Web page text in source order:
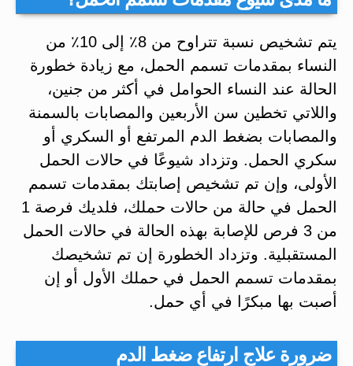
يتم تشخيص نسبة تتراوح من 8٪ إلى 10٪ من
النساء بمقدمات تسمم الحمل، مع زيادة خطورة
الحالة عند النساء الحوامل في أكثر من جنين،
واللاتي تخطين سن الأربعين والمصابات بالسمنة
والمصابات بضغط الدم المرتفع أو السكري أو
سكري الحمل. وتزداد شيوعًا في حالات الحمل
الأولى، وإن تم تشخيص إصابتك بمقدمات تسمم
الحمل في حالة من حالات حملك، فلديك فرصة 1
من 3 فرص للإصابة بهذه الحالة في حالات الحمل
المستقبلية. وتزداد الخطورة إن تم تشخيصك
بمقدمات تسمم الحمل في حملك الأول أو إن
أصبت بها مبكرًا في أي حمل.
ضرورة علاج ارتفاع ضغط الدم